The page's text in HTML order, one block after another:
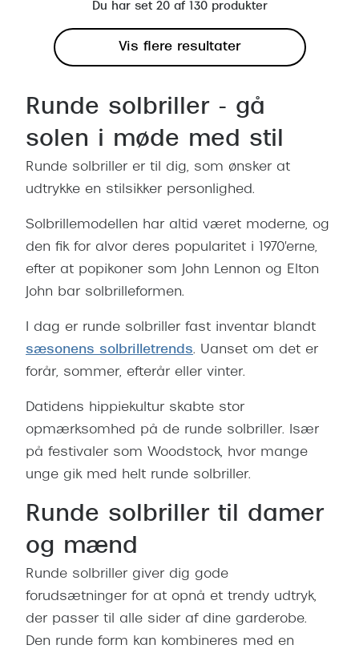
Du har set 20 af 130 produkter
Vis flere resultater
Runde solbriller - gå
solen i møde med stil
Runde solbriller er til dig, som ønsker at
udtrykke en stilsikker personlighed.
Solbrillemodellen har altid været moderne, og
den fik for alvor deres popularitet i 1970'erne,
efter at popikoner som John Lennon og Elton
John bar solbrilleformen.
I dag er runde solbriller fast inventar blandt
sæsonens solbrilletrends. Uanset om det er
forår, sommer, efterår eller vinter.
Datidens hippiekultur skabte stor
opmærksomhed på de runde solbriller. Især
på festivaler som Woodstock, hvor mange
unge gik med helt runde solbriller.
Runde solbriller til damer
og mænd
Runde solbriller giver dig gode
forudsætninger for at opnå et trendy udtryk,
der passer til alle sider af dine garderobe.
Den runde form kan kombineres med en